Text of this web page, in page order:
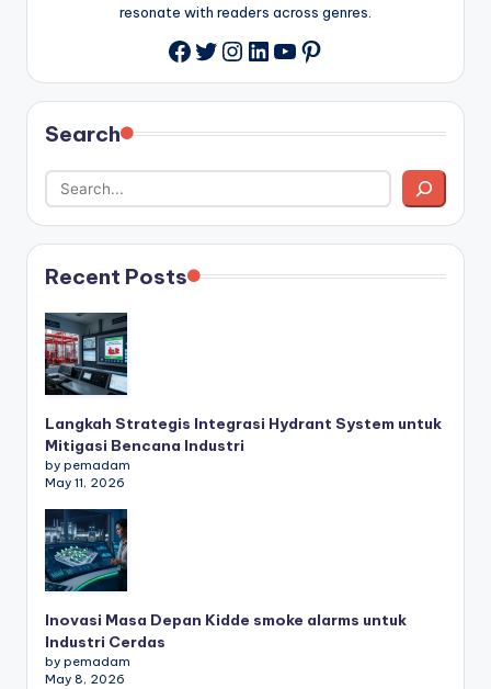
resonate with readers across genres.
Facebook
Twitter
Instagram
LinkedIn
YouTube
Pinterest
Search
Recent Posts
Langkah Strategis Integrasi Hydrant System untuk
Mitigasi Bencana Industri
by pemadam
May 11, 2026
Inovasi Masa Depan Kidde smoke alarms untuk
Industri Cerdas
by pemadam
May 8, 2026